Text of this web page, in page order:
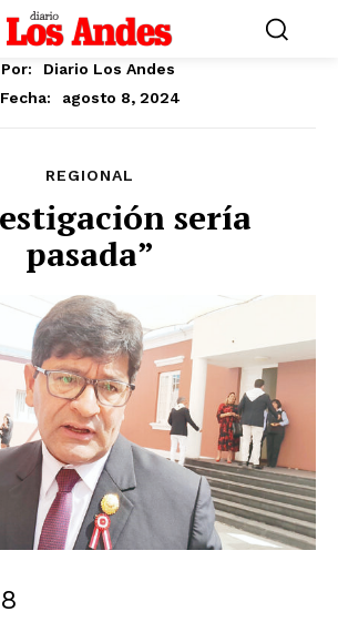
Por:
Diario Los Andes
Fecha:
agosto 8, 2024
REGIONAL
sería
pasada”